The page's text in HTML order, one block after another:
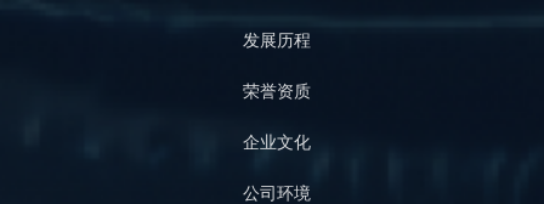
发展历程
荣誉资质
企业文化
公司环境